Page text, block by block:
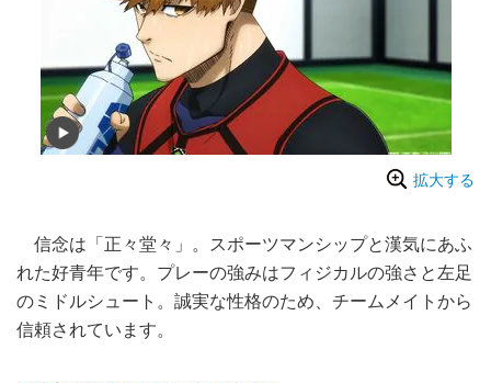
拡大する
信念は「正々堂々」。スポーツマンシップと漢気にあふ
れた好青年です。プレーの強みはフィジカルの強さと左足
のミドルシュート。誠実な性格のため、チームメイトから
信頼されています。